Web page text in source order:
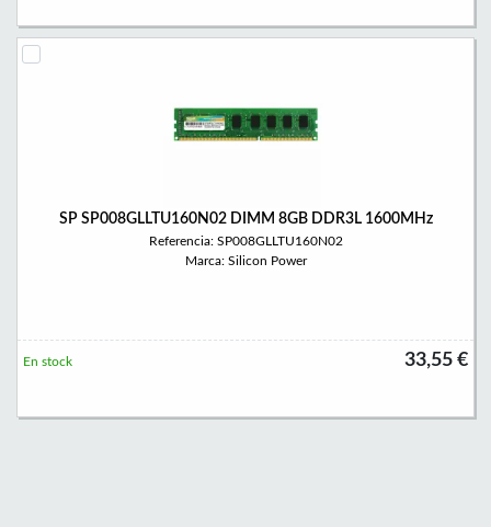
SP SP008GLLTU160N02 DIMM 8GB DDR3L 1600MHz
Referencia: SP008GLLTU160N02
Marca: Silicon Power
33,55 €
En stock